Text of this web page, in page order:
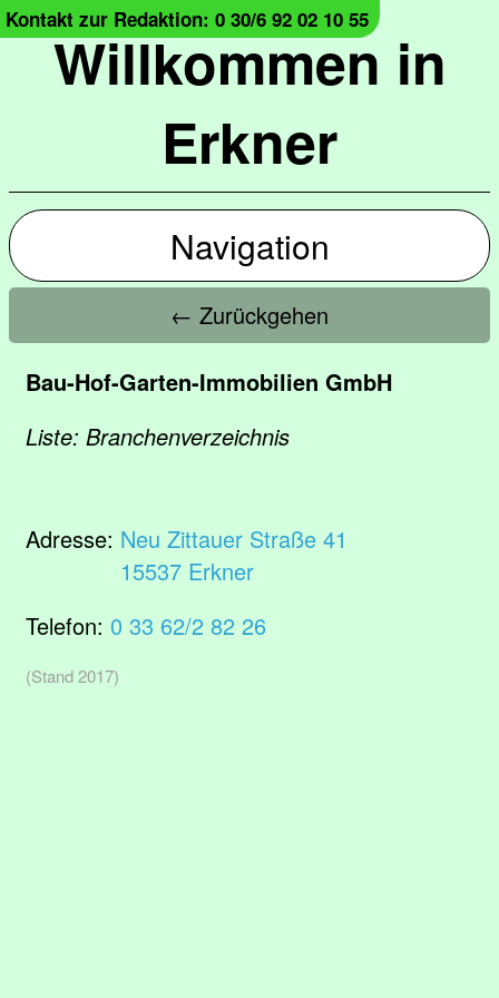
Willkommen in
Erkner
Kontakt zur Redaktion: 0 30/6 92 02 10 55
Navigation
← Zurückgehen
Bau-Hof-Garten-Immobilien GmbH
Liste: Branchenverzeichnis
Adresse: Neu Zittauer Straße 41
15537 Erkner
Telefon: 0 33 62/2 82 26
(Stand 2017)